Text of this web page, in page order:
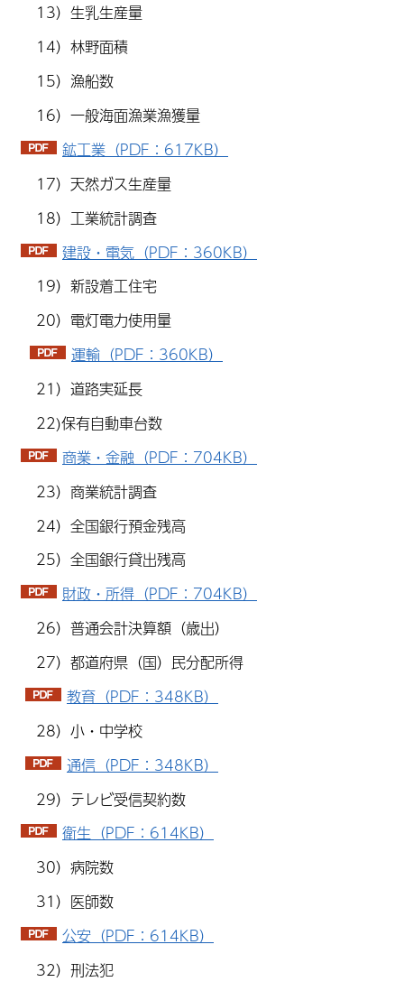
13）生乳生産量
14）林野面積
15）漁船数
16）一般海面漁業漁獲量
鉱工業（PDF：617KB）
17）天然ガス生産量
18）工業統計調査
建設・電気（PDF：360KB）
19）新設着工住宅
20）電灯電力使用量
運輸（PDF：360KB）
21）道路実延長
22)保有自動車台数
商業・金融（PDF：704KB）
23）商業統計調査
24）全国銀行預金残高
25）全国銀行貸出残高
財政・所得（PDF：704KB）
26）普通会計決算額（歳出）
27）都道府県（国）民分配所得
教育（PDF：348KB）
28）小・中学校
通信（PDF：348KB）
29）テレビ受信契約数
衛生（PDF：614KB）
30）病院数
31）医師数
公安（PDF：614KB）
32）刑法犯